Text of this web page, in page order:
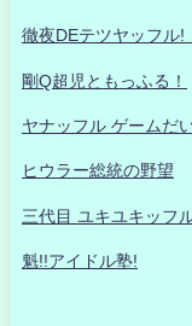
徹夜DEテツヤッフル!
剛Q超児ともっふる！
ヤナッフル ゲームだ
ヒウラー総統の野望
三代目 ユキユキッフ
魁!!アイドル塾!